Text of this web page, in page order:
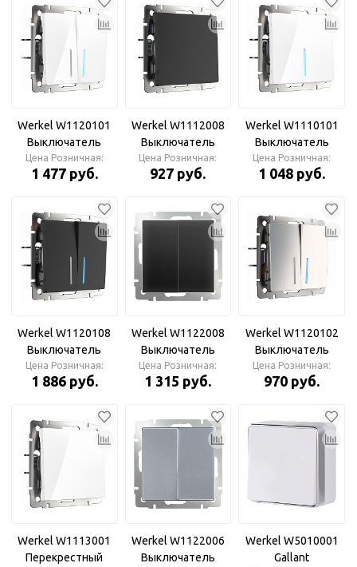
Werkel W1120101
Выключатель
двухклавишный с
подсветкой
Цена Розничная:
1 477 руб.
Werkel W1112008
Выключатель
одноклавишный
проходной (черный
Цена Розничная:
927 руб.
Werkel W1110101
Выключатель
одноклавишный с
подсветкой
Цена Розничная:
1 048 руб.
Werkel W1120108
Выключатель
двухклавишный с
подсветкой
Цена Розничная:
1 886 руб.
Werkel W1122008
Выключатель
двухклавишный
проходной (черный
Цена Розничная:
1 315 руб.
Werkel W1120102
Выключатель
двухклавишный с
подсветкой
Цена Розничная:
970 руб.
Werkel W1113001
Перекрестный
Werkel W1122006
Выключатель
Werkel W5010001
Gallant